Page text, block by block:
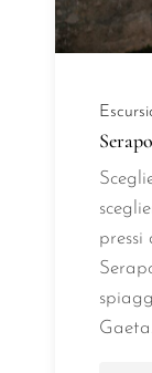
pressi